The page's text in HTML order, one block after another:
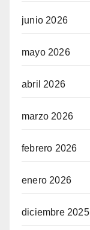
junio 2026
mayo 2026
abril 2026
marzo 2026
febrero 2026
enero 2026
diciembre 2025